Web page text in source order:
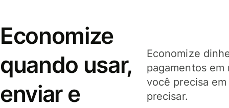
Economize
quando usar,
enviar e
Economize
pagamentos
você precisa
precisar.